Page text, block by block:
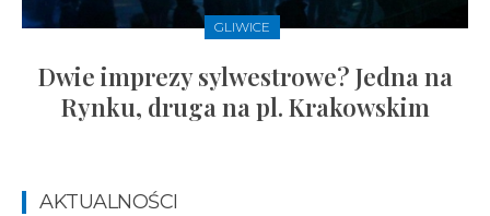
GLIWICE
Dwie imprezy sylwestrowe? Jedna na
Rynku, druga na pl. Krakowskim
AKTUALNOŚCI